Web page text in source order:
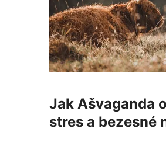
Jak Ašvaganda
stres‌ a bezesné